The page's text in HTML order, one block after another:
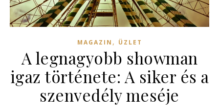
MAGAZIN , ÜZLET
A legnagyobb showman
igaz története: A siker és a
szenvedély meséje